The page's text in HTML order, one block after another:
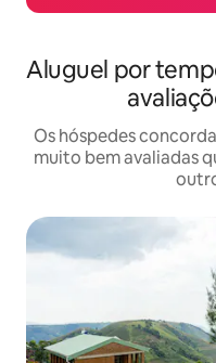
Aluguel por
Os hóspedes
muito bem avaliadas